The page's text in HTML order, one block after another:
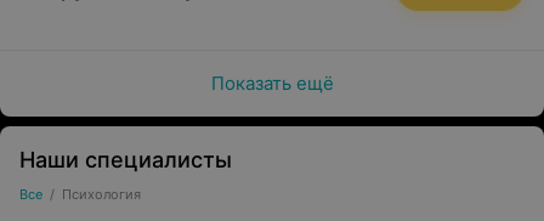
Показать ещё
Наши специалисты
Все / Психология